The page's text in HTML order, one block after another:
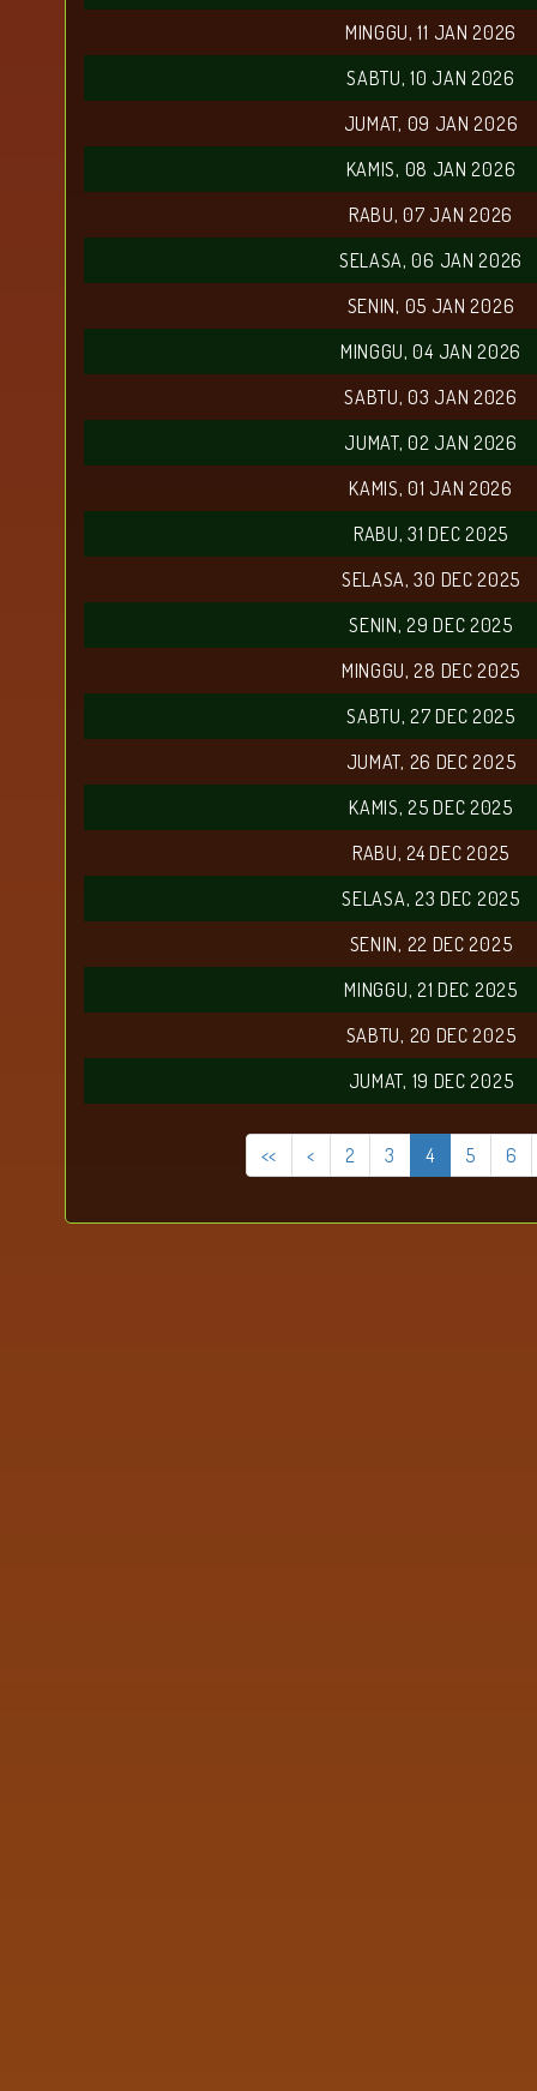
MINGGU, 11 JAN 2026
SABTU, 10 JAN 2026
JUMAT, 09 JAN 2026
KAMIS, 08 JAN 2026
RABU, 07 JAN 2026
SELASA, 06 JAN 2026
SENIN, 05 JAN 2026
MINGGU, 04 JAN 2026
SABTU, 03 JAN 2026
JUMAT, 02 JAN 2026
KAMIS, 01 JAN 2026
RABU, 31 DEC 2025
SELASA, 30 DEC 2025
SENIN, 29 DEC 2025
MINGGU, 28 DEC 2025
SABTU, 27 DEC 2025
JUMAT, 26 DEC 2025
KAMIS, 25 DEC 2025
RABU, 24 DEC 2025
SELASA, 23 DEC 2025
SENIN, 22 DEC 2025
MINGGU, 21 DEC 2025
SABTU, 20 DEC 2025
JUMAT, 19 DEC 2025
<< < 2 3 4 5 6